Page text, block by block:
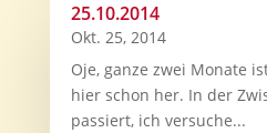
25.10.2014
Okt. 25, 2014
Oje, ganze zwei Monate
hier schon her. In der
passiert, ich versuche...